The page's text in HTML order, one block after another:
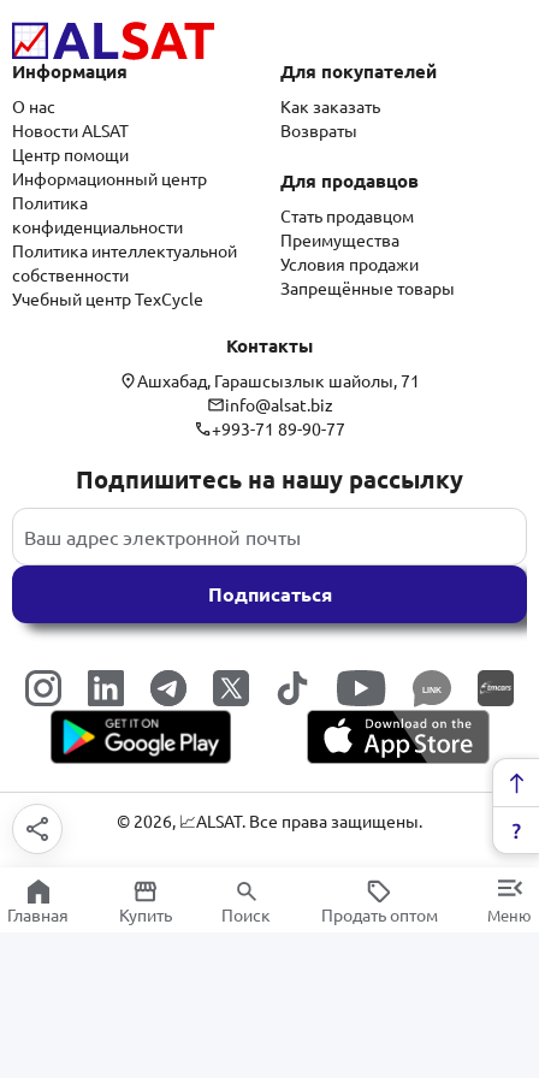
Информация
О нас
Новости ALSAT
Центр помощи
Информационный центр
Политика
конфиденциальности
Политика интеллектуальной
собственности
Учебный центр TexCycle
Для покупателей
Как заказать
Возвраты
Для продавцов
Стать продавцом
Преимущества
Условия продажи
Запрещённые товары
Контакты
Ашхабад, Гарашсызлык шайолы, 71
info@alsat.biz
+993-71 89-90-77
Подпишитесь на нашу рассылку
Подписаться
LINK
© 2026, 📈ALSAT. Все права защищены.
Главная Купить Поиск Продать оптом Меню